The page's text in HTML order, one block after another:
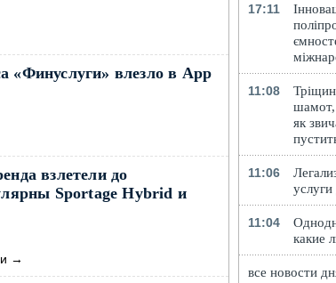
«Финуслуги» влезло в App
взлетели до
Sportage Hybrid и
→
17:11
11:08
шамот,
як
11:06
11:04
какие
все новости